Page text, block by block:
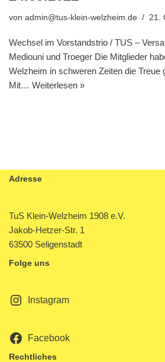
von admin@tus-klein-welzheim.de 21.
Wechsel im Vorstandstrio / TUS –
Mediouni und Troeger Die Mitglieder
Welzheim in schweren Zeiten die Treue
Mit… Weiterlesen »
Adresse
TuS Klein-Welzheim 1908 e.V.
Jakob-Hetzer-Str. 1
63500 Seligenstadt
Folge uns
Instagram
Facebook
Rechtliches